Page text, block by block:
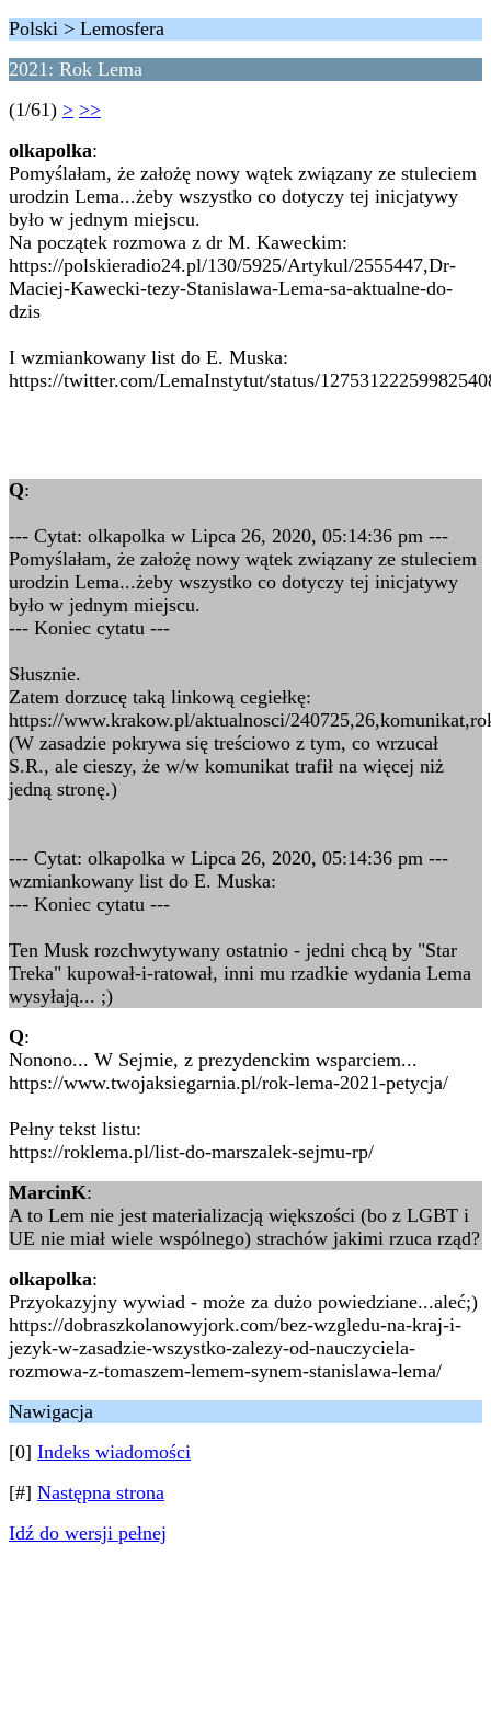
Polski > Lemosfera
2021: Rok Lema
(1/61) > >>
olkapolka:
Pomyślałam, że założę nowy wątek związany ze stuleciem
urodzin Lema...żeby wszystko co dotyczy tej inicjatywy
było w jednym miejscu.
Na początek rozmowa z dr M. Kaweckim:
https://polskieradio24.pl/130/5925/Artykul/2555447,Dr-
Maciej-Kawecki-tezy-Stanislawa-Lema-sa-aktualne-do-
dzis
I wzmiankowany list do E. Muska:
https://twitter.com/LemaInstytut/status/
Q:
--- Cytat: olkapolka w Lipca 26, 2020, 05:14:36 pm ---
Pomyślałam, że założę nowy wątek związany ze stuleciem
urodzin Lema...żeby wszystko co dotyczy tej inicjatywy
było w jednym miejscu.
--- Koniec cytatu ---
Słusznie.
Zatem dorzucę taką linkową cegiełkę:
https://www.krakow.pl/aktualnosci/
(W zasadzie pokrywa się treściowo z tym, co wrzucał
S.R., ale cieszy, że w/w komunikat trafił na więcej niż
jedną stronę.)
--- Cytat: olkapolka w Lipca 26, 2020, 05:14:36 pm ---
wzmiankowany list do E. Muska:
--- Koniec cytatu ---
Ten Musk rozchwytywany ostatnio - jedni chcą by "Star
Treka" kupował-i-ratował, inni mu rzadkie wydania Lema
wysyłają... ;)
Q:
Nonono... W Sejmie, z prezydenckim wsparciem...
https://www.twojaksiegarnia.pl/rok-lema-2021-petycja/
Pełny tekst listu:
https://roklema.pl/list-do-marszalek-sejmu-rp/
MarcinK:
A to Lem nie jest materializacją większości (bo z LGBT i
UE nie miał wiele wspólnego) strachów jakimi rzuca rząd?
olkapolka:
Przyokazyjny wywiad - może za dużo powiedziane...aleć;)
https://dobraszkolanowyjork.com/bez-wzgledu-na-kraj-i-
jezyk-w-zasadzie-wszystko-zalezy-od-nauczyciela-
rozmowa-z-tomaszem-lemem-synem-stanislawa-lema/
Nawigacja
[0] Indeks wiadomości
[#] Następna strona
Idź do wersji pełnej